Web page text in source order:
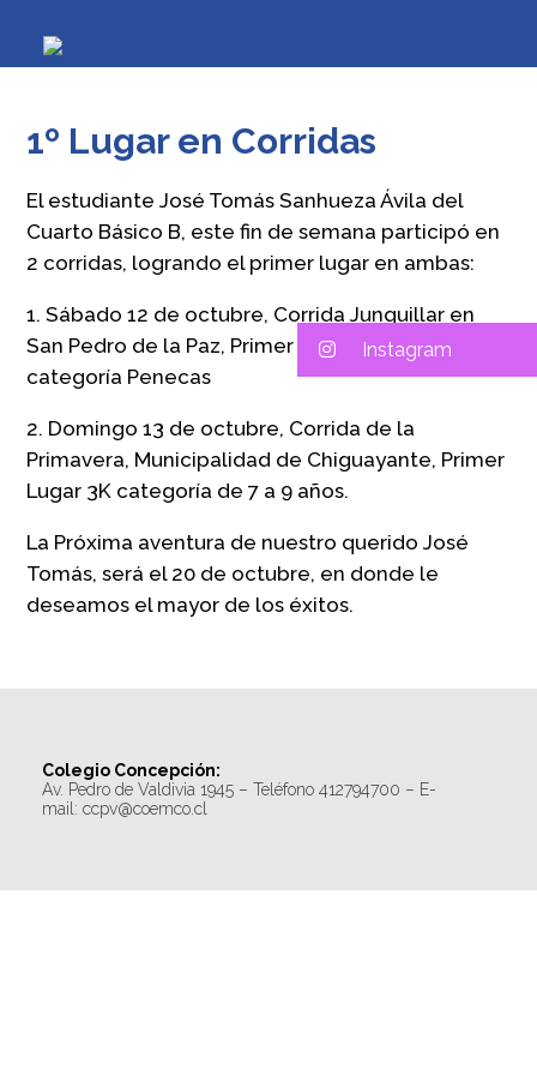
1º Lugar en Corridas
El estudiante José Tomás Sanhueza Ávila del
Cuarto Básico B, este fin de semana participó en
2 corridas, logrando el primer lugar en ambas:
1. Sábado 12 de octubre, Corrida Junquillar en
San Pedro de la Paz, Primer Lugar en 1K
categoría Penecas
2. Domingo 13 de octubre, Corrida de la
Primavera, Municipalidad de Chiguayante, Primer
Lugar 3K categoría de 7 a 9 años.
La Próxima aventura de nuestro querido José
Tomás, será el 20 de octubre, en donde le
deseamos el mayor de los éxitos.
Colegio Concepción:
Av. Pedro de Valdivia 1945 – Teléfono 412794700 – E-
mail: ccpv@coemco.cl
Instagram